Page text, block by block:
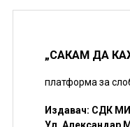
„САКАМ ДА
платформа за
Издавач: СДК